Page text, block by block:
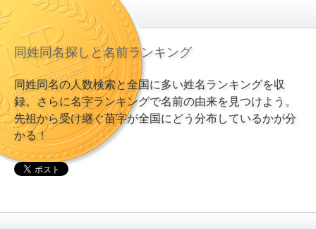
同姓同名探しと名前ランキング
同姓同名の人数検索と全国に多い姓名ランキングを収
録。さらに名字ランキングで名前の由来を見つけよう。
先祖から受け継ぐ苗字が全国にどう分布しているかが分
かる！